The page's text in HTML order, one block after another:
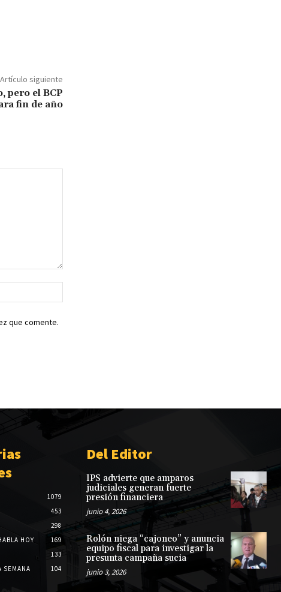
Artículo siguiente
pero el BCP
fin de año
web:
que comente.
1079
453
298
HOY
169
133
SEMANA
104
Del Editor
IPS advierte que amparos
judiciales generan fuerte
presión financiera
junio 4, 2026
Rolón niega “cajoneo” y anuncia
equipo fiscal para investigar la
presunta campaña sucia
junio 3, 2026